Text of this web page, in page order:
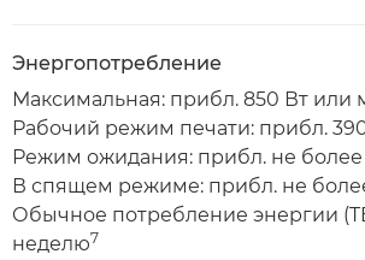
Энергопотребление
Максимальная: прибл. 850 Вт или
Рабочий режим печати: прибл.
Режим ожидания: прибл. не более
В спящем режиме: прибл. не
Обычное потребление энергии
неделю7